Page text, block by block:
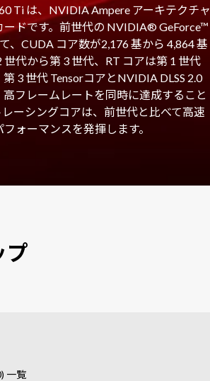
Ti は、NVIDIA Ampere アーキテクチャ
ドです。前世代の NVIDIA® GeForce™
、CUDA コア数が2,176 基から 4,864 基
代から第 3 世代、RT コアは第 1 世代
3 世代 TensorコアとNVIDIA DLSS 2.0
フレームレートを同時に達成すること
ーシングコアは、前世代と比べて高速
ォーマンスを発揮します。
プ
一覧